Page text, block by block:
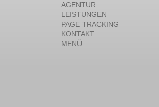
AGENTUR
LEISTUNGEN
PAGE TRACKING
KONTAKT
MENÜ